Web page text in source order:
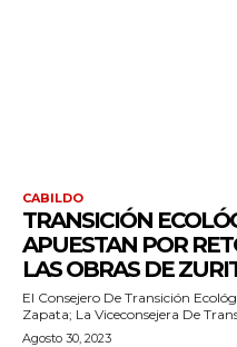
CABILDO
TRANSICIÓN
APUESTAN POR
LAS OBRAS DE
El Consejero De Transición
Zapata; La Viceconsejera De
Agosto 30, 2023